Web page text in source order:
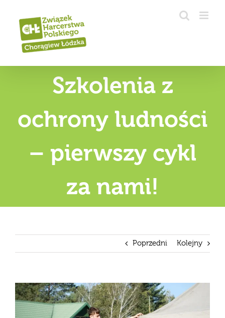
zawartości
Szkolenia z
ochrony ludności
– pierwszy cykl
za nami!
Poprzedni Kolejny
Pokaż
większy
obrazek